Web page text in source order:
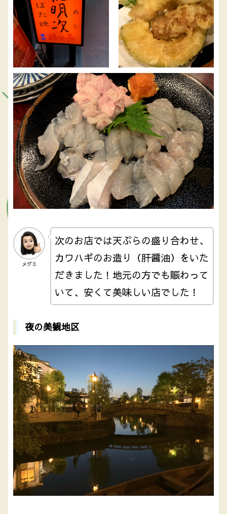
メグミ
次のお店では天ぷらの盛り合わせ、
カワハギのお造り（肝醤油）をいた
だきました！地元の方でも賑わって
いて、安くて美味しい店でした！
夜の美観地区